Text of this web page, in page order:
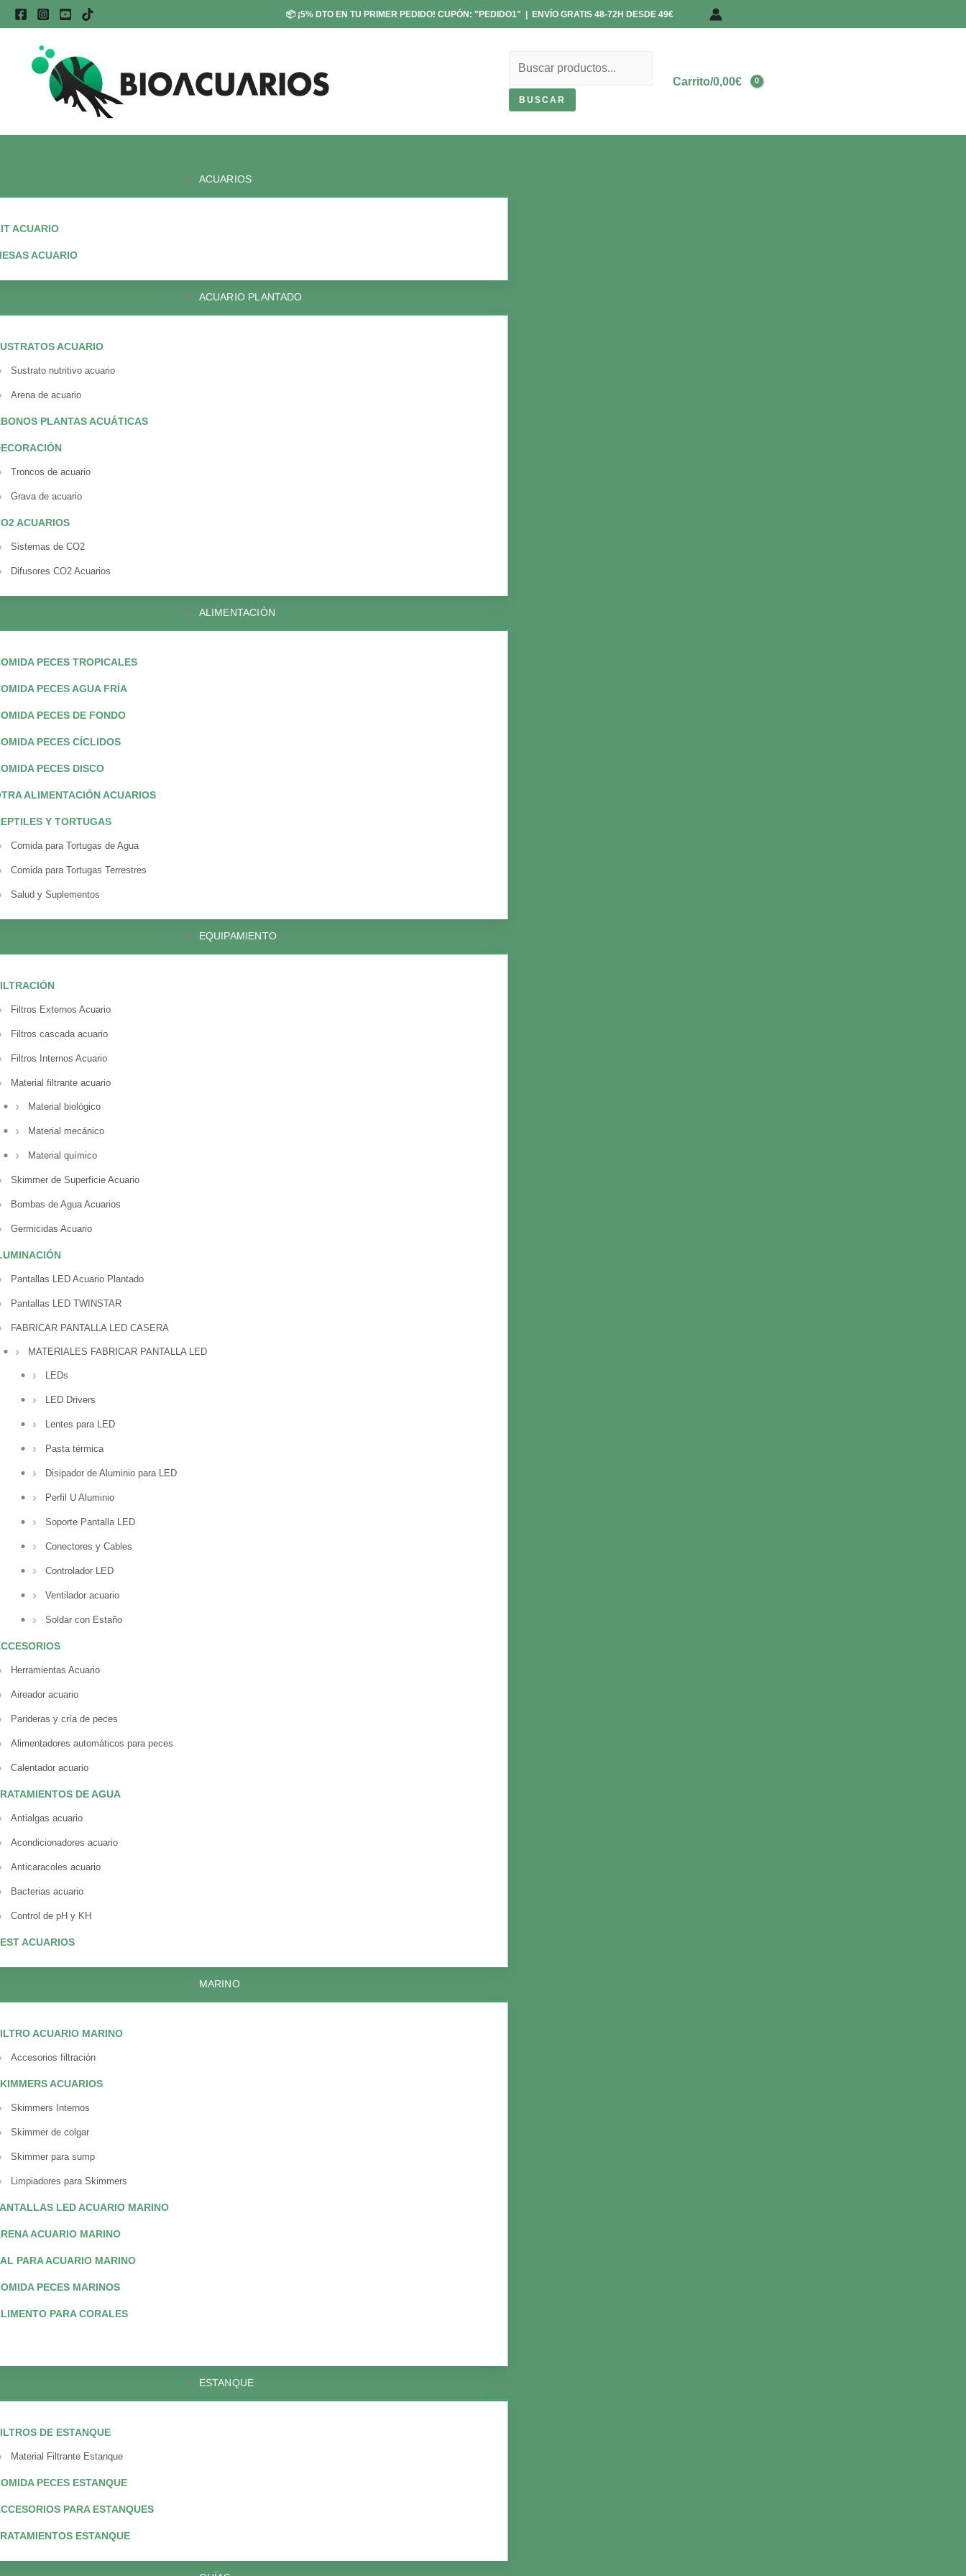
contenido
📦¡5% DTO EN TU PRIMER PEDIDO! CUPÓN: "PEDIDO1" | ENVÍO GRATIS 48-72H DESDE 49€
BUSCAR
Carrito/0,00€
ACUARIOS
ACUARIO
ACUARIO
ACUARIO PLANTADO
ACUARIO
Sustrato nutritivo acuario
Arena de acuario
PLANTAS ACUÁTICAS
Troncos de acuario
Grava de acuario
ACUARIOS
Sistemas de CO2
Difusores CO2 Acuarios
ALIMENTACIÓN
PECES TROPICALES
PECES AGUA FRÍA
PECES DE FONDO
PECES CÍCLIDOS
PECES DISCO
ALIMENTACIÓN ACUARIOS
Y TORTUGAS
Comida para Tortugas de Agua
Comida para Tortugas Terrestres
Salud y Suplementos
EQUIPAMIENTO
Filtros Externos Acuario
Filtros cascada acuario
Filtros Internos Acuario
Material filtrante acuario
Material biológico
Material mecánico
Material químico
Skimmer de Superficie Acuario
Bombas de Agua Acuarios
Germicidas Acuario
Pantallas LED Acuario Plantado
Pantallas LED TWINSTAR
FABRICAR PANTALLA LED CASERA
MATERIALES FABRICAR PANTALLA LED
LEDs
LED Drivers
Lentes para LED
Pasta térmica
Disipador de Aluminio para LED
Perfil U Aluminio
Soporte Pantalla LED
Conectores y Cables
Controlador LED
Ventilador acuario
Soldar con Estaño
Herramientas Acuario
Aireador acuario
Parideras y cría de peces
Alimentadores automáticos para peces
Calentador acuario
DE AGUA
Antialgas acuario
Acondicionadores acuario
Anticaracoles acuario
Bacterias acuario
Control de pH y KH
ACUARIOS
MARINO
ACUARIO MARINO
Accesorios filtración
ACUARIOS
Skimmers Internos
Skimmer de colgar
Skimmer para sump
Limpiadores para Skimmers
LED ACUARIO MARINO
ACUARIO MARINO
PARA ACUARIO MARINO
PECES MARINOS
PARA CORALES
ESTANQUE
DE ESTANQUE
Material Filtrante Estanque
PECES ESTANQUE
PARA ESTANQUES
ESTANQUE